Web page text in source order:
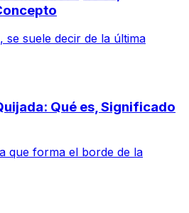
se suele decir de la última
Qué es, Significado
que forma el borde de la